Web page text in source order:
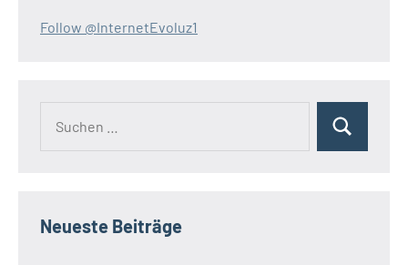
Follow @InternetEvoluz1
Suchen
Neueste Beiträge